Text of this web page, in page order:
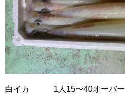
白イカ 1人15〜40オーバー